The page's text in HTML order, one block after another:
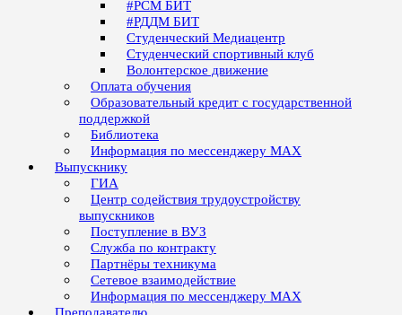
#РСМ БИТ
#РДДМ БИТ
Студенческий Медиацентр
Студенческий спортивный клуб
Волонтерское движение
Оплата обучения
Образовательный кредит с государственной
поддержкой
Библиотека
Информация по мессенджеру MAX
Выпускнику
ГИА
Центр содействия трудоустройству
выпускников
Поступление в ВУЗ
Служба по контракту
Партнёры техникума
Сетевое взаимодействие
Информация по мессенджеру MAX